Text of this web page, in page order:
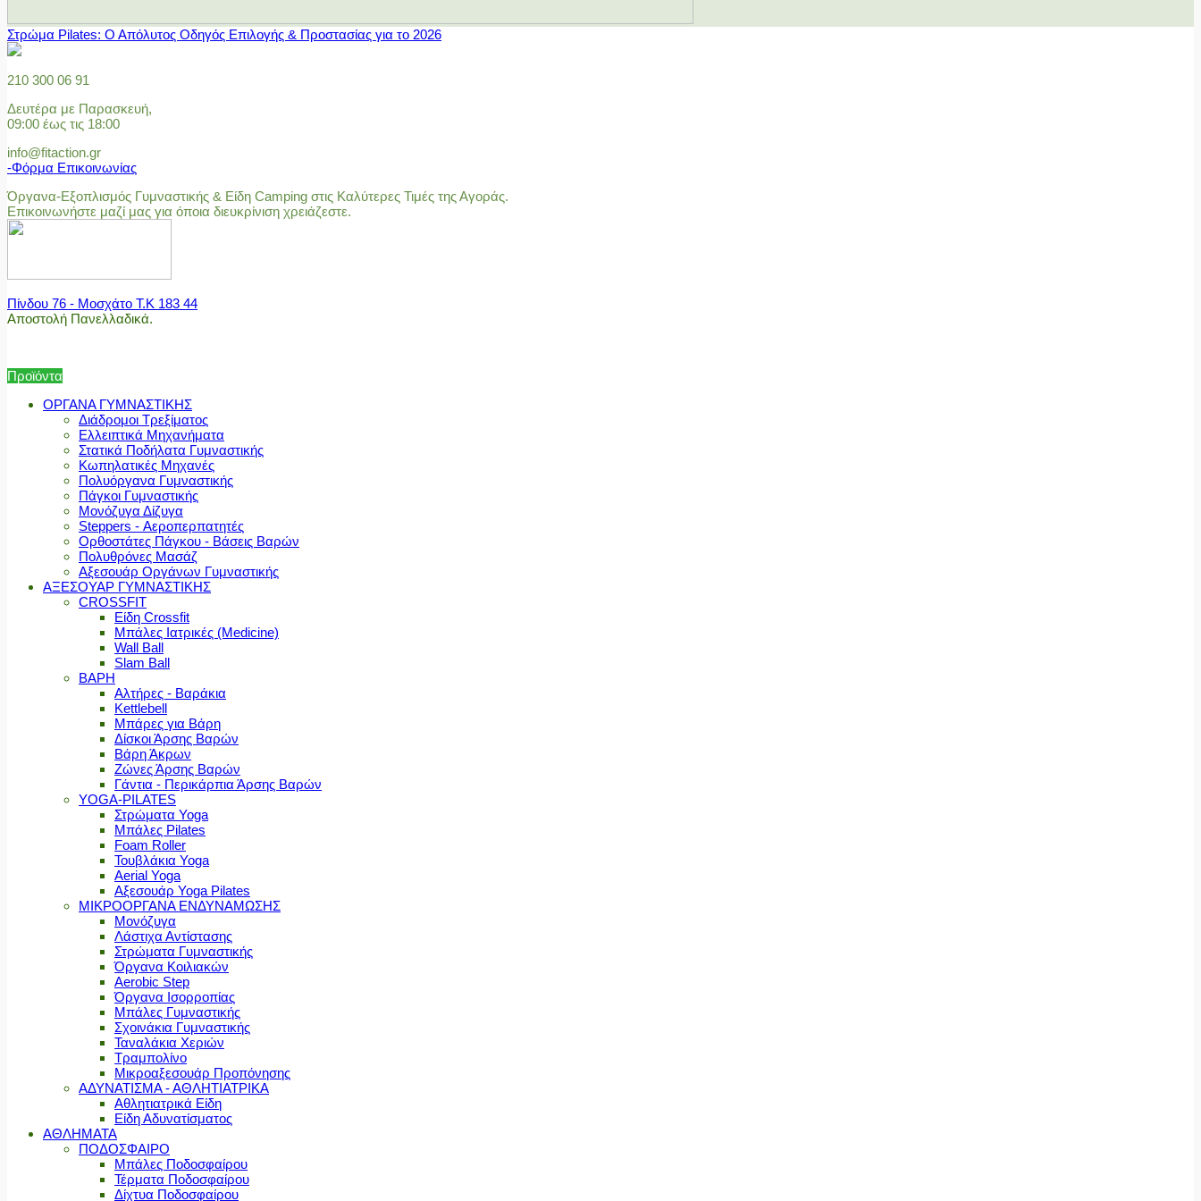
Στρώμα Pilates: Ο Απόλυτος Οδηγός Επιλογής & Προστασίας για το 2026
210 300 06 91
Δευτέρα με Παρασκευή,
09:00 έως τις 18:00
info@fitaction.gr
-Φόρμα Επικοινωνίας
Όργανα-Εξοπλισμός Γυμναστικής & Είδη Camping στις Καλύτερες Τιμές της Αγοράς.
Επικοινωνήστε μαζί μας για όποια διευκρίνιση χρειάζεστε.
Πίνδου 76 - Μοσχάτο Τ.Κ 183 44
Αποστολή Πανελλαδικά.
Προϊόντα
ΟΡΓΑΝΑ ΓΥΜΝΑΣΤΙΚΗΣ
Διάδρομοι Τρεξίματος
Ελλειπτικά Μηχανήματα
Στατικά Ποδήλατα Γυμναστικής
Κωπηλατικές Μηχανές
Πολυόργανα Γυμναστικής
Πάγκοι Γυμναστικής
Μονόζυγα Δίζυγα
Steppers - Αεροπερπατητές
Ορθοστάτες Πάγκου - Βάσεις Βαρών
Πολυθρόνες Μασάζ
Αξεσουάρ Οργάνων Γυμναστικής
ΑΞΕΣΟΥΑΡ ΓΥΜΝΑΣΤΙΚΗΣ
CROSSFIT
Είδη Crossfit
Μπάλες Ιατρικές (Medicine)
Wall Ball
Slam Ball
ΒΑΡΗ
Αλτήρες - Βαράκια
Kettlebell
Μπάρες για Βάρη
Δίσκοι Άρσης Βαρών
Βάρη Άκρων
Ζώνες Άρσης Βαρών
Γάντια - Περικάρπια Άρσης Βαρών
YOGA-PILATES
Στρώματα Yoga
Μπάλες Pilates
Foam Roller
Τουβλάκια Yoga
Aerial Yoga
Αξεσουάρ Yoga Pilates
ΜΙΚΡΟΟΡΓΑΝΑ ΕΝΔΥΝΑΜΩΣΗΣ
Μονόζυγα
Λάστιχα Αντίστασης
Στρώματα Γυμναστικής
Όργανα Κοιλιακών
Aerobic Step
Όργανα Ισορροπίας
Μπάλες Γυμναστικής
Σχοινάκια Γυμναστικής
Ταναλάκια Χεριών
Τραμπολίνο
Μικροαξεσουάρ Προπόνησης
ΑΔΥΝΑΤΙΣΜΑ - ΑΘΛΗΤΙΑΤΡΙΚΑ
Αθλητιατρικά Είδη
Είδη Αδυνατίσματος
ΑΘΛΗΜΑΤΑ
ΠΟΔΟΣΦΑΙΡΟ
Μπάλες Ποδοσφαίρου
Τέρματα Ποδοσφαίρου
Δίχτυα Ποδοσφαίρου